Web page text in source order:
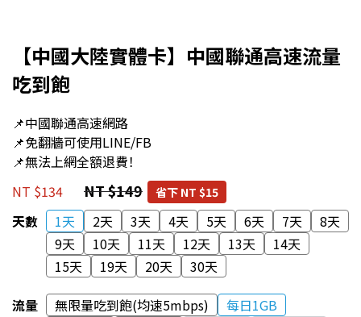
【中國大陸實體卡】中國聯通高速流量
吃到飽
📌中國聯通高速網路
📌免翻牆可使用LINE/FB
📌無法上網全額退費！
NT $134
NT $149 省下 NT $15
天數 1天 2天 3天 4天 5天 6天 7天
8天
9天
10天 11天 12天 13天
14天
15天
19天 20天
30天
流量
無限量吃到飽(均速5mbps)
每日1GB